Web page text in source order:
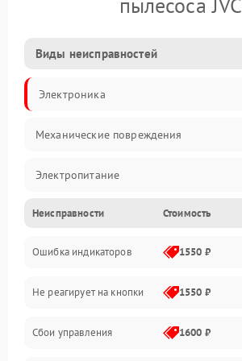
Виды неисправностей
Электроника
Механические повреждения
Электропитание
Механика
Аккумулятор
Работа системы
Всасывание
Неисправности Стоимость
Ошибка индикаторов 1550 ₽
Не реагирует на кнопки 1550 ₽
Сбои управления 1600 ₽